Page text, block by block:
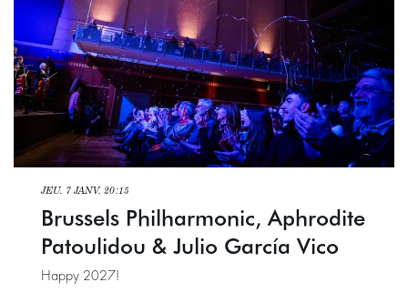
Brussels Philharmonic, Aphrodite
Patoulidou & Julio García Vico
Happy 2027!
JEU. 7 JANV. 20:15